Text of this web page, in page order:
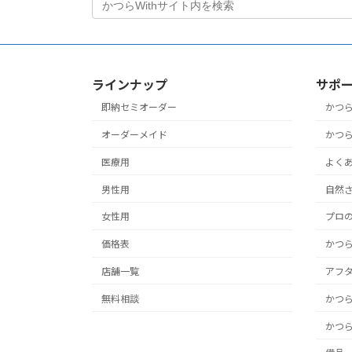
ラインナップ
即納セミオーダー
オーダーメイド
医療用
男性用
女性用
価格表
店舗一覧
無料相談
サポ
かつ
かつ
よく
自然
プロ
かつ
アフ
かつ
かつ